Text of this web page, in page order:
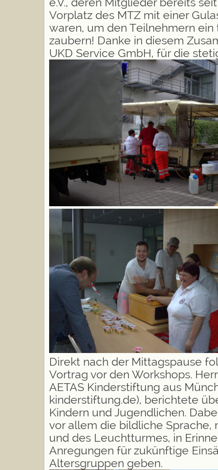
Vorplatz des MTZ mit einer
waren, um den Teilnehmern
zaubern! Danke in diesem
UKD Service GmbH, für die
Direkt nach der Mittagspause
Vortrag vor den Workshops.
AETAS Kinderstiftung aus
kinderstiftung.de), berichtete
Kindern und Jugendlichen.
vor allem die bildliche Sprache,
und des Leuchtturmes, in
Anregungen für zukünftige
Altersgruppen geben.